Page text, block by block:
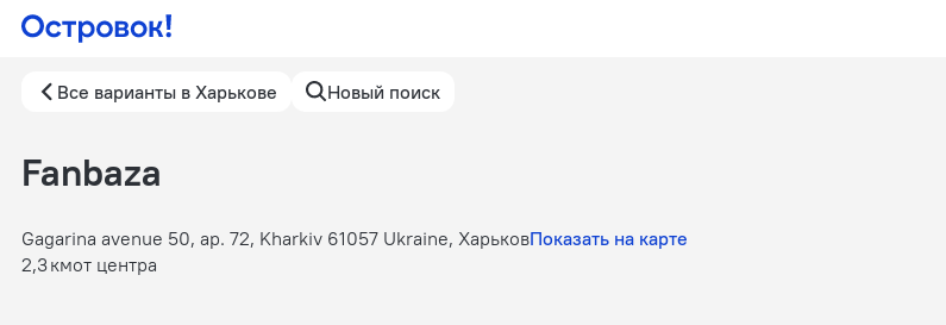
Все варианты в Харькове Новый поиск
Fanbaza
Gagarina avenue 50, ap. 72, Kharkiv 61057 Ukraine, ХарьковПоказать на карте
2,3 кмот центра